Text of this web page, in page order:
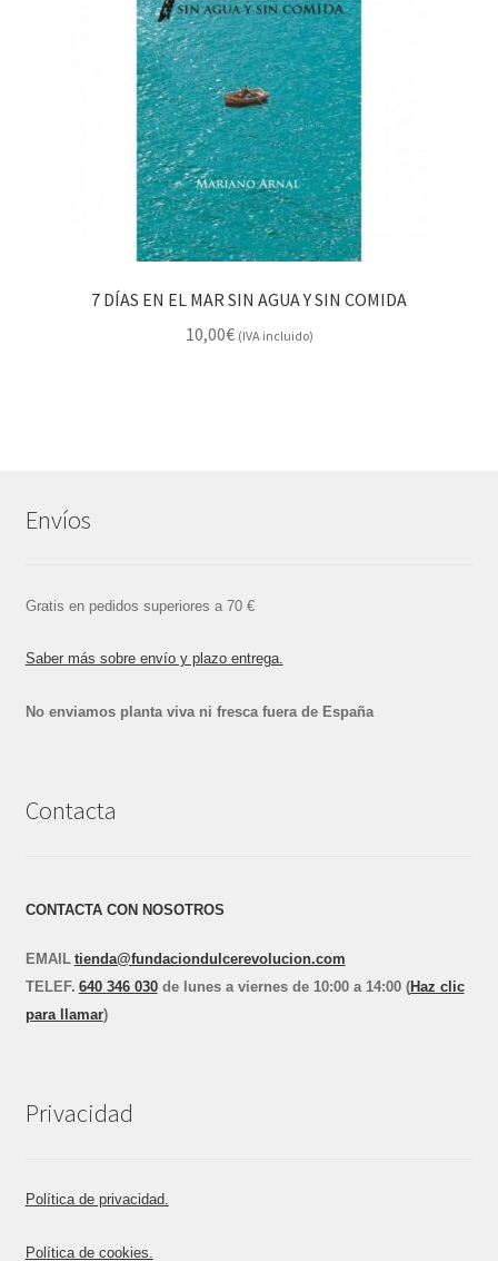
7 DÍAS EN EL MAR SIN AGUA Y SIN COMIDA
10,00€ (IVA incluido)
Envíos
Gratis en pedidos superiores a 70 €
Saber más sobre envío y plazo entrega.
No enviamos planta viva ni fresca fuera de España
Contacta
CONTACTA CON NOSOTROS
EMAIL tienda@fundaciondulcerevolucion.com
TELEF. 640 346 030de lunes a viernes de 10:00 a 14:00 (Haz clic
para llamar)
Privacidad
Política de privacidad.
Política de cookies.